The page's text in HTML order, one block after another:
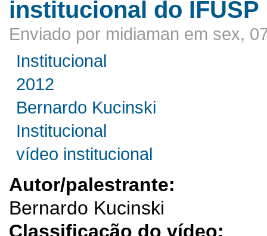
institucional do IFUSP
Enviado por midiaman em sex,
Institucional
2012
Bernardo Kucinski
Institucional
vídeo institucional
Autor/palestrante:
Bernardo Kucinski
Classificação do vídeo: